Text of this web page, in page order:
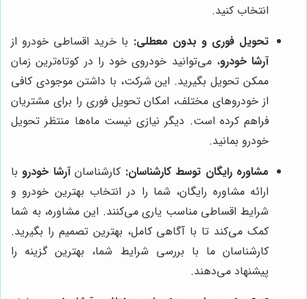
انتخاب کنید.
تحویل فوری و بدون معطلی: با خرید اقساطی خودرو از
آرشا خودرو، می‌توانید خودروی خود را در کوتاه‌ترین زمان
ممکن تحویل بگیرید. این شرکت، با داشتن موجودی کافی
از خودروهای مختلف، امکان تحویل فوری را برای مشتریان
فراهم کرده است. دیگر نیازی نیست ماه‌ها منتظر تحویل
خودرو بمانید.
مشاوره رایگان توسط کارشناسان: کارشناسانآرشا خودرو با
ارائه مشاوره رایگان، شما را در انتخاب بهترین خودرو و
شرایط اقساطی مناسب یاری می‌کنند. این مشاوره، به شما
کمک می‌کند تا با آگاهی کامل، بهترین تصمیم را بگیرید.
کارشناسان ما با بررسی شرایط شما، بهترین گزینه را
پیشنهاد می‌دهند.